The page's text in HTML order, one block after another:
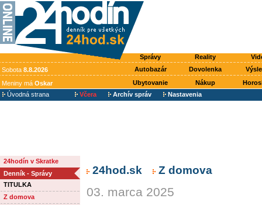
Správy Reality
Sobota 8.8.2026 Autobazár Dovolenka
Meniny má Oskar Ubytovanie Nákup
Úvodná strana
Včera Archív správ Nastavenia
24hodín v Skratke
Denník - Správy
TITULKA
Z domova
24hod.sk Z domova
03. marca 2025